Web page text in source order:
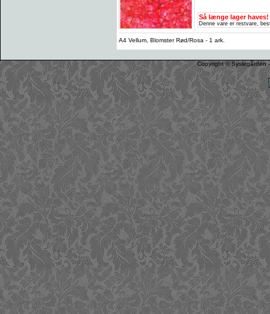
Så længe lager haves!
Denne vare er restvare,
A4 Vellum, Blomster Rød/Rosa - 1 ark.
Copyright © Syslegården